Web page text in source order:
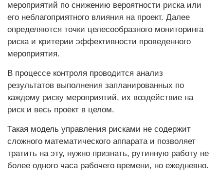
мероприятий по снижению вероятности риска или
его неблагоприятного влияния на проект. Далее
определяются точки целесообразного мониторинга
риска и критерии эффективности проведенного
мероприятия.
В процессе контроля проводится анализ
результатов выполнения запланированных по
каждому риску мероприятий, их воздействие на
риск и весь проект в целом.
Такая модель управления рисками не содержит
сложного математического аппарата и позволяет
тратить на эту, нужно признать, рутинную работу не
более одного часа рабочего времени, но ежедневно.